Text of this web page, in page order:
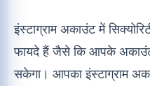
इंस्टाग्राम अकाउंट में
फायदे हैं जैसे कि आपके
सकेगा। आपका इंस्टाग्राम